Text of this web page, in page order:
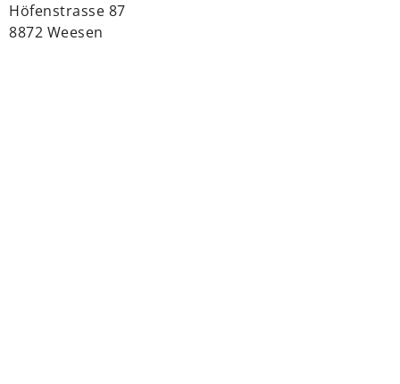
Höfenstrasse 87
8872 Weesen